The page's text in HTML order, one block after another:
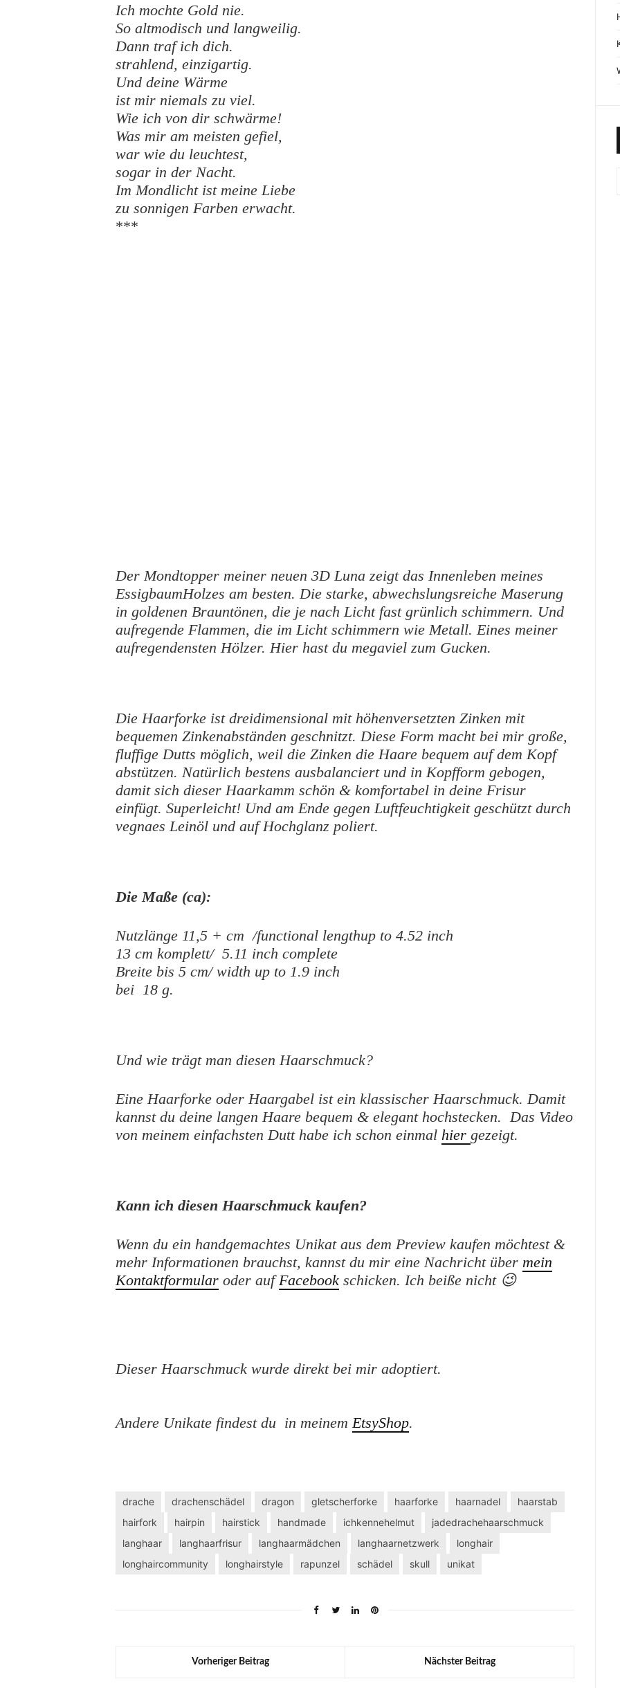
Ich mochte Gold nie.
So altmodisch und langweilig.
Dann traf ich dich.
strahlend, einzigartig.
Und deine Wärme
ist mir niemals zu viel.
Wie ich von dir schwärme!
Was mir am meisten gefiel,
war wie du leuchtest,
sogar in der Nacht.
Im Mondlicht ist meine Liebe
zu sonnigen Farben erwacht.
***
Der Mondtopper meiner neuen 3D Luna zeigt das Innenleben meines
EssigbaumHolzes am besten. Die starke, abwechslungsreiche Maserung
in goldenen Brauntönen, die je nach Licht fast grünlich schimmern. Und
aufregende Flammen, die im Licht schimmern wie Metall. Eines meiner
aufregendensten Hölzer. Hier hast du megaviel zum Gucken.
Die Haarforke ist dreidimensional mit höhenversetzten Zinken mit
bequemen Zinkenabständen geschnitzt. Diese Form macht bei mir große,
fluffige Dutts möglich, weil die Zinken die Haare bequem auf dem Kopf
abstützen. Natürlich bestens ausbalanciert und in Kopfform gebogen,
damit sich dieser Haarkamm schön & komfortabel in deine Frisur
einfügt. Superleicht! Und am Ende gegen Luftfeuchtigkeit geschützt durch
vegnaes Leinöl und auf Hochglanz poliert.
Die Maße (ca):
Nutzlänge 11,5 + cm /functional lengthup to 4.52 inch
13 cm komplett/ 5.11 inch complete
Breite bis 5 cm/ width up to 1.9 inch
bei 18 g.
Und wie trägt man diesen Haarschmuck?
Eine Haarforke oder Haargabel ist ein klassischer Haarschmuck. Damit
kannst du deine langen Haare bequem & elegant hochstecken. Das Video
von meinem einfachsten Dutt habe ich schon einmal hier gezeigt.
Kann ich diesen Haarschmuck kaufen?
Wenn du ein handgemachtes Unikat aus dem Preview kaufen möchtest &
mehr Informationen brauchst, kannst du mir eine Nachricht über mein
Kontaktformular oder aufFacebook schicken. Ich beiße nicht 😉
Dieser Haarschmuck wurde direkt bei mir adoptiert.
Andere Unikate findest du in meinemEtsyShop.
drache drachenschädel dragon gletscherforke haarforke haarnadel
haarstab
hairfork
hairpin hairstick handmade ichkennehelmut
jadedrachehaarschmuck
langhaar
langhaarfrisur langhaarmädchen langhaarnetzwerk
longhair
longhaircommunity
longhairstyle rapunzel schädel skull unikat
Vorheriger Beitrag Nächster Beitrag